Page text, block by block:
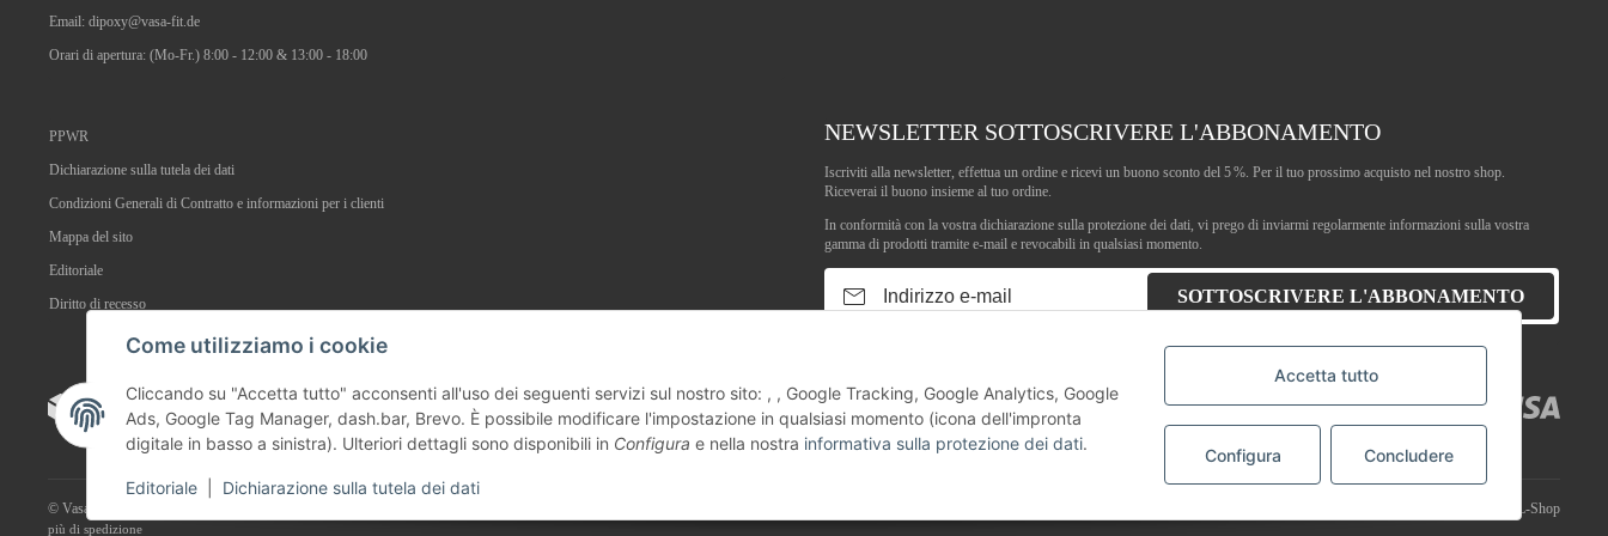
Email: dipoxy@vasa-fit.de
Orari di apertura: (Mo-Fr.) 8:00 - 12:00 & 13:00 - 18:00
PPWR
Dichiarazione sulla tutela dei dati
Condizioni Generali di Contratto e informazioni per i clienti
Mappa del sito
Editoriale
Diritto di recesso
NEWSLETTER SOTTOSCRIVERE L'ABBONAMENTO
Iscriviti alla newsletter, effettua un ordine e ricevi un buono sconto del 5 %. Per il tuo prossimo acquisto nel nostro shop.
Riceverai il buono insieme al tuo ordine.
In conformità con la vostra dichiarazione sulla protezione dei dati, vi prego di inviarmi regolarmente informazioni sulla vostra
gamma di prodotti tramite e-mail e revocabili in qualsiasi momento.
SOTTOSCRIVERE L'ABBONAMENTO
© Vasa-Fit GmbH
più di spedizione
JTL-Shop
Accetta tutto
Configura Concludere
Come utilizziamo i cookie
Cliccando su "Accetta tutto" acconsenti all'uso dei seguenti servizi sul nostro sito: , , Google Tracking, Google Analytics, Google
Ads, Google Tag Manager, dash.bar, Brevo. È possibile modificare l'impostazione in qualsiasi momento (icona dell'impronta
digitale in basso a sinistra). Ulteriori dettagli sono disponibili in Configura e nella nostra informativa sulla protezione dei dati.
Editoriale Dichiarazione sulla tutela dei dati